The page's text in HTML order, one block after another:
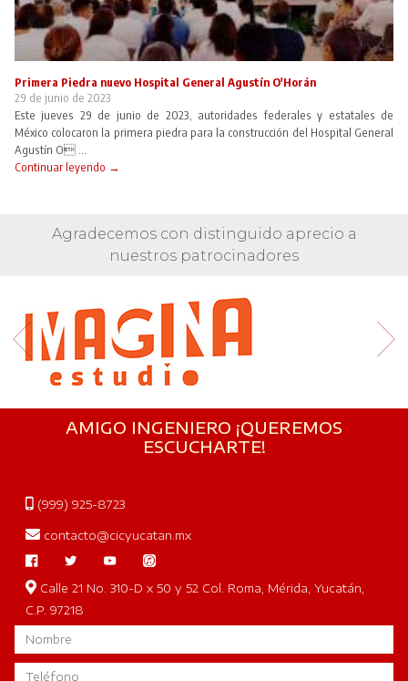
Primera Piedra nuevo Hospital General Agustín O'Horán
29 de junio de 2023
Este jueves 29 de junio de 2023, autoridades federales y estatales de
México colocaron la primera piedra para la construcción del Hospital General
Agustín O ...
Continuar leyendo →
Agradecemos con distinguido aprecio a
nuestros patrocinadores
AMIGO INGENIERO ¡QUEREMOS
ESCUCHARTE!
(999) 925-8723
contacto@cicyucatan.mx
Calle 21 No. 310-D x 50 y 52 Col. Roma, Mérida, Yucatán,
C.P. 97218